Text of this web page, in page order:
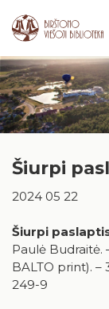
Šiurpi
2024 05 22
Šiurpi
Paulė Budraitė.
BALTO print). –
249-9